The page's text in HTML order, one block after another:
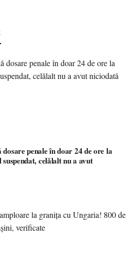
penale în doar 24 de ore la
celălalt nu a avut